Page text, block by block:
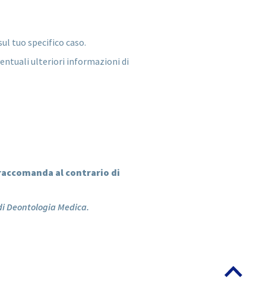
tuo specifico caso.
ulteriori informazioni di
al contrario di
Deontologia Medica.